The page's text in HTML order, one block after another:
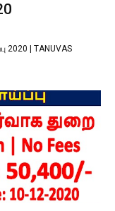
2020 | TANUVAS